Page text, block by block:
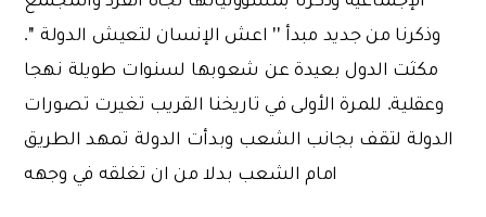
وذكرنا من جديد مبدأ '' اعش الإنسان لتعيش الدولة ''.
مكثت الدول بعيدة عن شعوبها لسنوات طويلة نهجا
وعقلية. للمرة الأولى في تاريخنا القريب تغيرت تصورات
الدولة لتقف بجانب الشعب وبدأت الدولة تمهد الطريق
امام الشعب بدلا من ان تغلقه في وجهه